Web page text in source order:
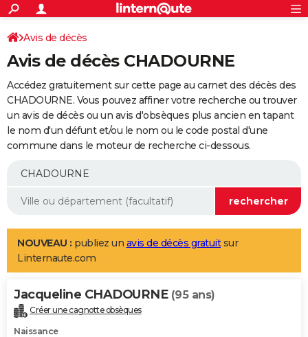
ACTUALITÉS
Politique
Société
Faits Divers
Education
Monde
Villes
+
SPORT
Coupe du monde 2026
Football
Tennis
Cyclisme
Rugby
Forum
Programme TV
TNT
Streaming
Cinéma
Sorties cinéma
Musique
+
FINANCE
Impôts
Immobilier
Risques naturels par ville
Banque
Assurance
Crédit
AUTO
Essais
Réserver un essai
Citadines
Berlines
SUV
Forum auto
+
Mobiles
Meilleur smartphone
Internet
Ordinateurs
Jeux vidéo
Guide high-tech
Aménagement intérieur
LIFESTYLE
Art de vivre
Bien-être
Loisirs
Mode
Modes de vie
Alimentation
Guide de la santé
Maladies
Médicaments
Sommeil
VOYAGE
Destinations
City break
Voyage nature
Voyage de noces
Forum
Climat
+PHOTO
Avis de décès
Avis de décès CHADOURNE
Accédez gratuitement sur cette page au carnet des décès des
CHADOURNE. Vous pouvez affiner votre recherche ou trouver
un avis de décès ou un avis d'obsèques plus ancien en tapant
le nom d'un défunt et/ou le nom ou le code postal d'une
commune dans le moteur de recherche ci-dessous.
NOUVEAU : publiez un avis de décès gratuitsur
Linternaute.com
Jacqueline CHADOURNE (95 ans)
Créer une cagnotte obsèques
Naissance